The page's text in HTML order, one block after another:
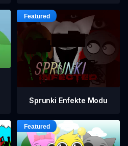
Sprunki Enfekte Modu